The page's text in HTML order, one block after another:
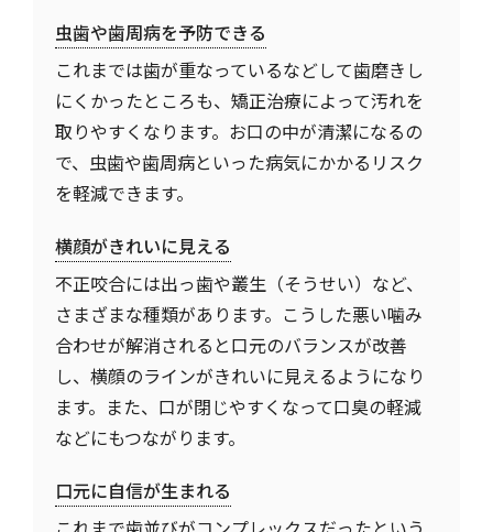
虫歯や歯周病を予防できる
これまでは歯が重なっているなどして歯磨きし
にくかったところも、矯正治療によって汚れを
取りやすくなります。お口の中が清潔になるの
で、虫歯や歯周病といった病気にかかるリスク
を軽減できます。
横顔がきれいに見える
不正咬合には出っ歯や叢生（そうせい）など、
さまざまな種類があります。こうした悪い噛み
合わせが解消されると口元のバランスが改善
し、横顔のラインがきれいに見えるようになり
ます。また、口が閉じやすくなって口臭の軽減
などにもつながります。
口元に自信が生まれる